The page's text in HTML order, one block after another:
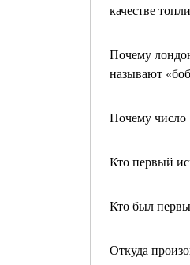
качестве
Почему
называют
Почему число
Кто первый
Кто был
Откуда